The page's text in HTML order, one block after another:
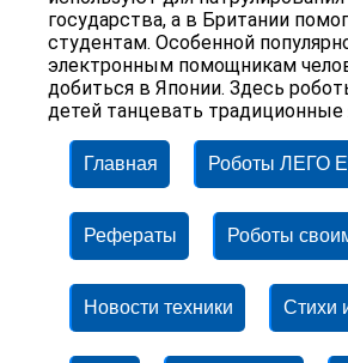
государства, а в Британии
студентам. Особенной
электронным помощникам
добиться в Японии. Здесь
детей танцевать
Главная Роботы ЛЕГО
Рефераты Роботы
Новости техники Стихи